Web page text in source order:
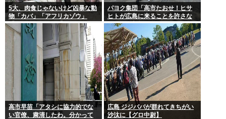
5大、肉食じゃないけど凶暴な動
物「カバ」「アフリカゾウ」
「バッファロー」「コーカサス
オオカブト」
パヨク集団「高市たおせ！ヒサ
ヒトが広島に来ることを許さな
い！天皇制打倒！」
高市早苗「アタシに協力的でな
い官僚、粛清したわ。分かって
広島 ジジババが群れてきちがい
沙汰に【グロ中尉】